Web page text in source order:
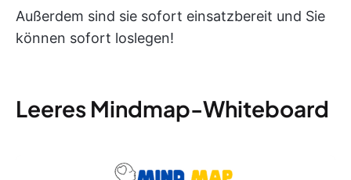
Außerdem sind sie sofort einsatzbereit und Sie
können sofort loslegen!
Leeres Mindmap-Whiteboard